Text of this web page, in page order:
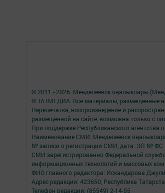
© 2011 - 2026. Менделеевск яӊалыклары
© ТАТМЕДИА. Все материалы, размещенные
Перепечатка, воспроизведение и
размещенной на сайте, возможна только с
При поддержке Республиканского
Наименование СМИ: Менделеевск
№ записи о регистрации СМИ, дата: ЭЛ № ФС
СМИ зарегистрированно Федеральной
информационных технологий и массовых
ФИО главного редактора: Искандарова
Адрес редакции: 423650, Республика
Телефон редакции: (85549) 2-14-55